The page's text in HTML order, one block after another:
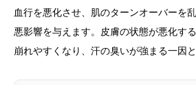
血行を悪化させ、肌のターンオーバーを
悪影響を与えます。皮膚の状態が悪化す
崩れやすくなり、汗の臭いが強まる一因